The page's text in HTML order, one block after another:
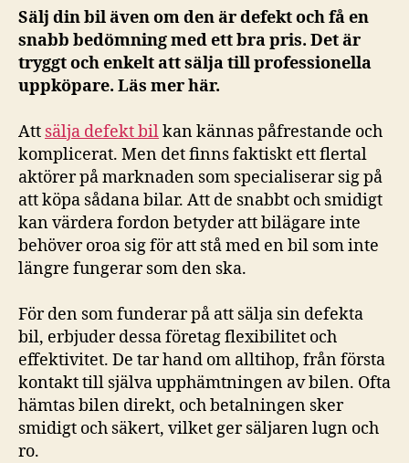
Sälj din bil även om den är defekt och få en
snabb bedömning med ett bra pris. Det är
tryggt och enkelt att sälja till professionella
uppköpare. Läs mer här.
Att sälja defekt bilkan kännas påfrestande och
komplicerat. Men det finns faktiskt ett flertal
aktörer på marknaden som specialiserar sig på
att köpa sådana bilar. Att de snabbt och smidigt
kan värdera fordon betyder att bilägare inte
behöver oroa sig för att stå med en bil som inte
längre fungerar som den ska.
För den som funderar på att sälja sin defekta
bil, erbjuder dessa företag flexibilitet och
effektivitet. De tar hand om alltihop, från första
kontakt till själva upphämtningen av bilen. Ofta
hämtas bilen direkt, och betalningen sker
smidigt och säkert, vilket ger säljaren lugn och
ro.